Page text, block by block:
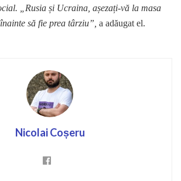
„Rusia și Ucraina, așezați-vă la masa
să fie prea târziu”, a adăugat el.
Nicolai Coșeru